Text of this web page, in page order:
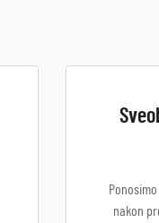
nakon